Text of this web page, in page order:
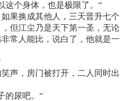
个身体，也是极限了。”
换成其他人，三天晋升七个
但江尘乃是天下第一圣，无论
常人能比，说白了，他就是一
，房门被打开，二人同时出
尿吧。”